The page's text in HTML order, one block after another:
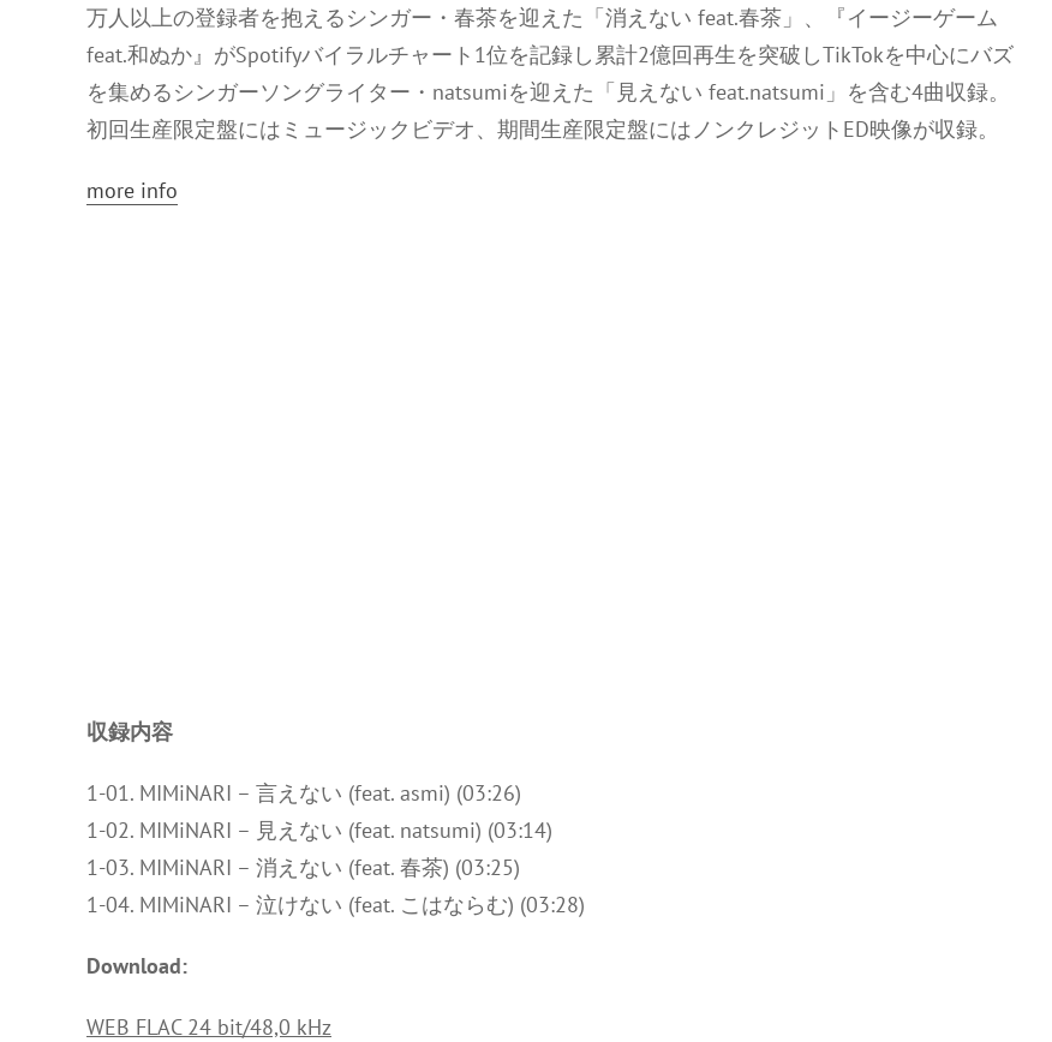
万人以上の登録者を抱えるシンガー・春茶を迎えた「消えない feat.春茶」、『イージーゲーム
feat.和ぬか』がSpotifyバイラルチャート1位を記録し累計2億回再生を突破しTikTokを中心にバズ
を集めるシンガーソングライター・natsumiを迎えた「見えない feat.natsumi」を含む4曲収録。
初回生産限定盤にはミュージックビデオ、期間生産限定盤にはノンクレジットED映像が収録。
more info
収録内容
1-01. MIMiNARI – 言えない (feat. asmi) (03:26)
1-02. MIMiNARI – 見えない (feat. natsumi) (03:14)
1-03. MIMiNARI – 消えない (feat. 春茶) (03:25)
1-04. MIMiNARI – 泣けない (feat. こはならむ) (03:28)
Download:
WEB FLAC 24 bit/48,0 kHz